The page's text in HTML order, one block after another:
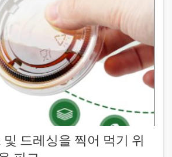
드레싱을 찍어 먹기 위